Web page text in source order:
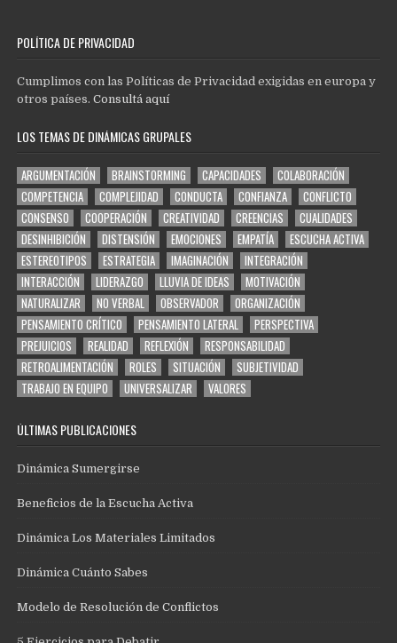
POLÍTICA DE PRIVACIDAD
Cumplimos con las Políticas de Privacidad exigidas en europa y
otros países.Consultá aquí
LOS TEMAS DE DINÁMICAS GRUPALES
ARGUMENTACIÓN BRAINSTORMING CAPACIDADES
COLABORACIÓN
COMPETENCIA
COMPLEJIDAD CONDUCTA CONFIANZA
CONFLICTO
CONSENSO
COOPERACIÓN CREATIVIDAD CREENCIAS
CUALIDADES
DESINHIBICIÓN
DISTENSIÓN EMOCIONES EMPATÍA
ESCUCHA ACTIVA
ESTEREOTIPOS
ESTRATEGIA IMAGINACIÓN
INTEGRACIÓN
INTERACCIÓN
LIDERAZGO LLUVIA DE IDEAS
MOTIVACIÓN
NATURALIZAR
NO VERBAL OBSERVADOR
ORGANIZACIÓN
PENSAMIENTO CRÍTICO
PENSAMIENTO LATERAL
PERSPECTIVA
PREJUICIOS
REALIDAD REFLEXIÓN
RESPONSABILIDAD
RETROALIMENTACIÓN
ROLES SITUACIÓN
SUBJETIVIDAD
TRABAJO EN EQUIPO
UNIVERSALIZAR VALORES
ÚLTIMAS PUBLICACIONES
Dinámica Sumergirse
Beneficios de la Escucha Activa
Dinámica Los Materiales Limitados
Dinámica Cuánto Sabes
Modelo de Resolución de Conflictos